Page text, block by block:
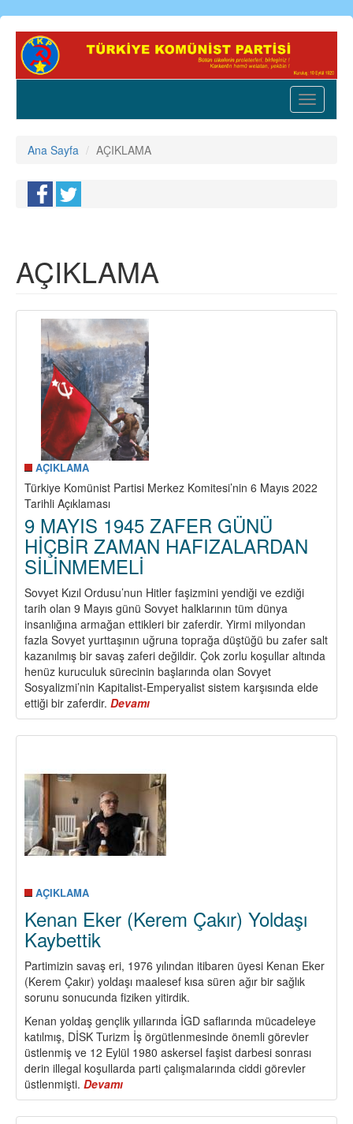
Ana
içeriğe
Toggle
Ana Sayfa AÇIKLAMA
AÇIKLAMA
AÇIKLAMA
Türkiye Komünist Partisi Merkez Komitesi’nin 6 Mayıs 2022
Tarihli Açıklaması
9 MAYIS 1945 ZAFER GÜNÜ
HİÇBİR ZAMAN HAFIZALARDAN
SİLİNMEMELİ
Sovyet Kızıl Ordusu’nun Hitler faşizmini yendiği ve ezdiği
tarih olan 9 Mayıs günü Sovyet halklarının tüm dünya
insanlığına armağan ettikleri bir zaferdir. Yirmi milyondan
fazla Sovyet yurttaşının uğruna toprağa düştüğü bu zafer salt
kazanılmış bir savaş zaferi değildir. Çok zorlu koşullar altında
henüz kuruculuk sürecinin başlarında olan Sovyet
Sosyalizmi’nin Kapitalist-Emperyalist sistem karşısında elde
ettiği bir zaferdir. Devamı
9
MAYIS
GÜNÜ
HİÇBİR
ZAMAN
HAFIZALARDAN
SİLİNMEMELİ
AÇIKLAMA
Kenan Eker (Kerem Çakır) Yoldaşı
Kaybettik
Partimizin savaş eri, 1976 yılından itibaren üyesi Kenan Eker
(Kerem Çakır) yoldaşı maalesef kısa süren ağır bir sağlık
sorunu sonucunda fiziken yitirdik.
Kenan yoldaş gençlik yıllarında İGD saflarında mücadeleye
katılmış, DİSK Turizm İş örgütlenmesinde önemli görevler
üstlenmiş ve 12 Eylül 1980 askersel faşist darbesi sonrası
derin illegal koşullarda parti çalışmalarında ciddi görevler
üstlenmişti. Devamı
Kenan
Eker